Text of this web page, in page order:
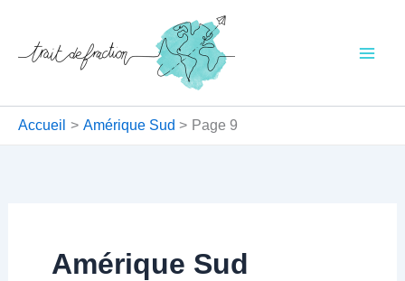
contenu
Accueil Amérique Sud Page 9
Amérique Sud